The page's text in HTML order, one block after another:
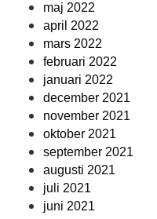
maj 2022
april 2022
mars 2022
februari 2022
januari 2022
december 2021
november 2021
oktober 2021
september 2021
augusti 2021
juli 2021
juni 2021